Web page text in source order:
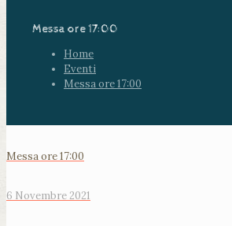
Messa ore 17:00
Home
Eventi
Messa ore 17:00
Messa ore 17:00
6 Novembre 2021